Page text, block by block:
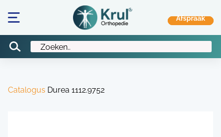
Catalogus Durea 1112.9752